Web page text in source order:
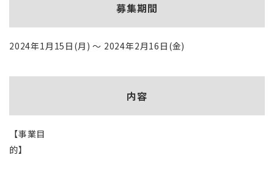
募集期間
2024年1月15日(月) ～ 2024年2月16日(金)
内容
【事業目
的】